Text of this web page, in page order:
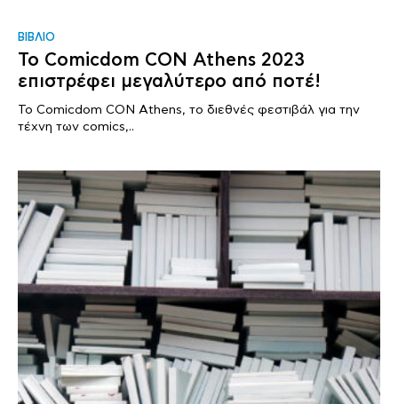
ΒΙΒΛΙΟ
Το Comicdom CON Athens 2023
επιστρέφει μεγαλύτερο από ποτέ!
Το Comicdom CON Athens, το διεθνές φεστιβάλ για την
τέχνη των comics,..